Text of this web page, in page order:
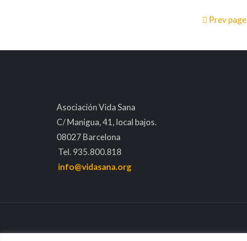
Prev page
Asociación Vida Sana
C/ Manigua, 41, local bajos.
08027 Barcelona
Tel. 935.800.818
info@vidasana.org